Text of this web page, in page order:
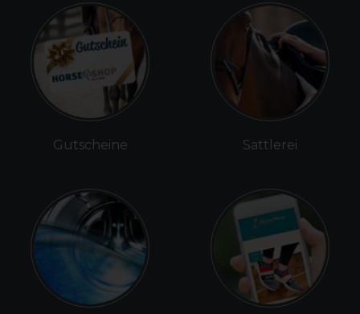
Gutscheine Sattlerei